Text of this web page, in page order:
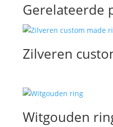
Gerelateerde
Zilveren
Witgouden